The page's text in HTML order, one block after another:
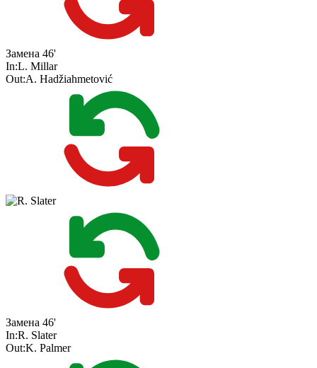
Замена 46'
In:L. Millar
Out:A. Hadžiahmetović
Замена 46'
In:R. Slater
Out:K. Palmer